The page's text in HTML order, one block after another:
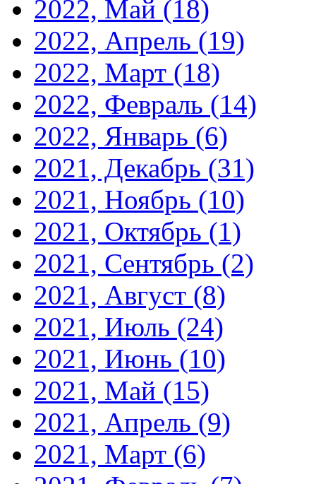
2022, Май (18)
2022, Апрель (19)
2022, Март (18)
2022, Февраль (14)
2022, Январь (6)
2021, Декабрь (31)
2021, Ноябрь (10)
2021, Октябрь (1)
2021, Сентябрь (2)
2021, Август (8)
2021, Июль (24)
2021, Июнь (10)
2021, Май (15)
2021, Апрель (9)
2021, Март (6)